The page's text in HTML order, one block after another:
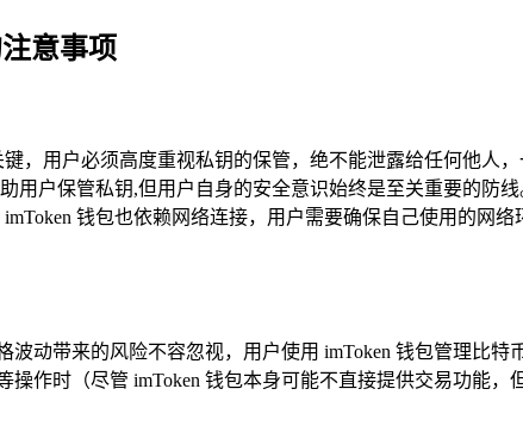
意事项
，用户必须高度重视私钥的保管，绝不能泄露给任何他人
用户保管私钥,但用户自身的安全意识始终是至关重要的防线
钱包也依赖网络连接，用户需要确保自己使用的网
动带来的风险不容忽视，用户使用 imToken 钱包管理比
作时（尽管 imToken 钱包本身可能不直接提供交易功能